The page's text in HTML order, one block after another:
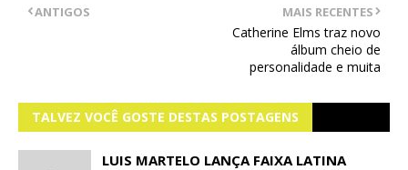
MAIS RECENTES
Catherine Elms traz novo
álbum cheio de
personalidade e muita
ANTIGOS
TALVEZ VOCÊ GOSTE DESTAS POSTAGENS
LUIS MARTELO LANÇA FAIXA LATINA